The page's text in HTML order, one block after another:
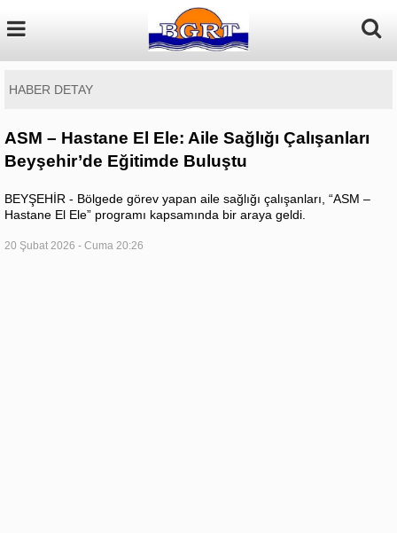
HABER DETAY
ASM – Hastane El Ele: Aile Sağlığı Çalışanları
Beyşehir’de Eğitimde Buluştu
BEYŞEHİR - Bölgede görev yapan aile sağlığı çalışanları, “ASM –
Hastane El Ele” programı kapsamında bir araya geldi.
20 Şubat 2026 - Cuma 20:26